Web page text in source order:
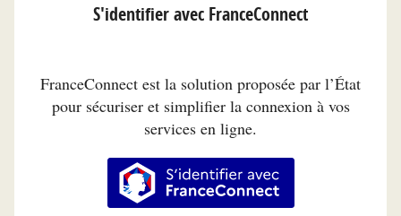
S'identifier avec FranceConnect
FranceConnect est la solution proposée par l’État
pour sécuriser et simplifier la connexion à vos
services en ligne.
S’identifier avec